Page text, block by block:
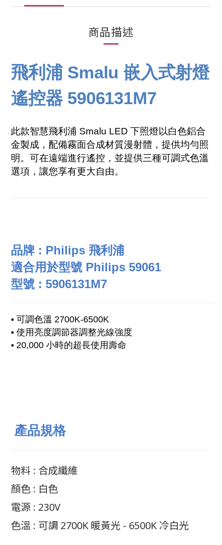
商品描述
飛利浦 Smalu 嵌入式射燈
遙控器 5906131M7
此款智慧飛利浦 Smalu LED 下照燈以白色鋁合
金製成，配備霧面合成材質漫射體，提供均勻照
明。可在遠端進行遙控，並提供三種可調式色溫
選項，讓您享有更大自由。
品牌 : Philips 飛利浦
適合用於型號 Philips 59061
型號 : 5906131M7
• 可調色溫 2700K-6500K
• 使用亮度調節器調整光線強度
• 20,000 小時的超長使用壽命
產品規格
物料 : 合成纖維
顏色 : 白色
電源 : 230V
色溫 : 可調 2700K 暖黃光 - 6500K 冷白光